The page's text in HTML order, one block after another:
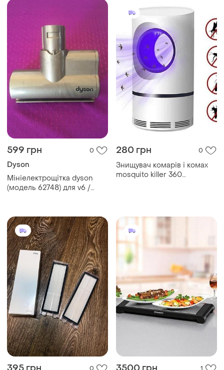
599 грн 0
Dyson
Мініелектрощітка dyson
(модель 62748) для v6 /
280 грн 0
Знищувач комарів і комах
mosquito killer 360